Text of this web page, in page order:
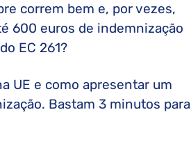
correm bem e, por vezes,
600 euros de indemnização
EC 261?
UE e como apresentar um
Bastam 3 minutos para